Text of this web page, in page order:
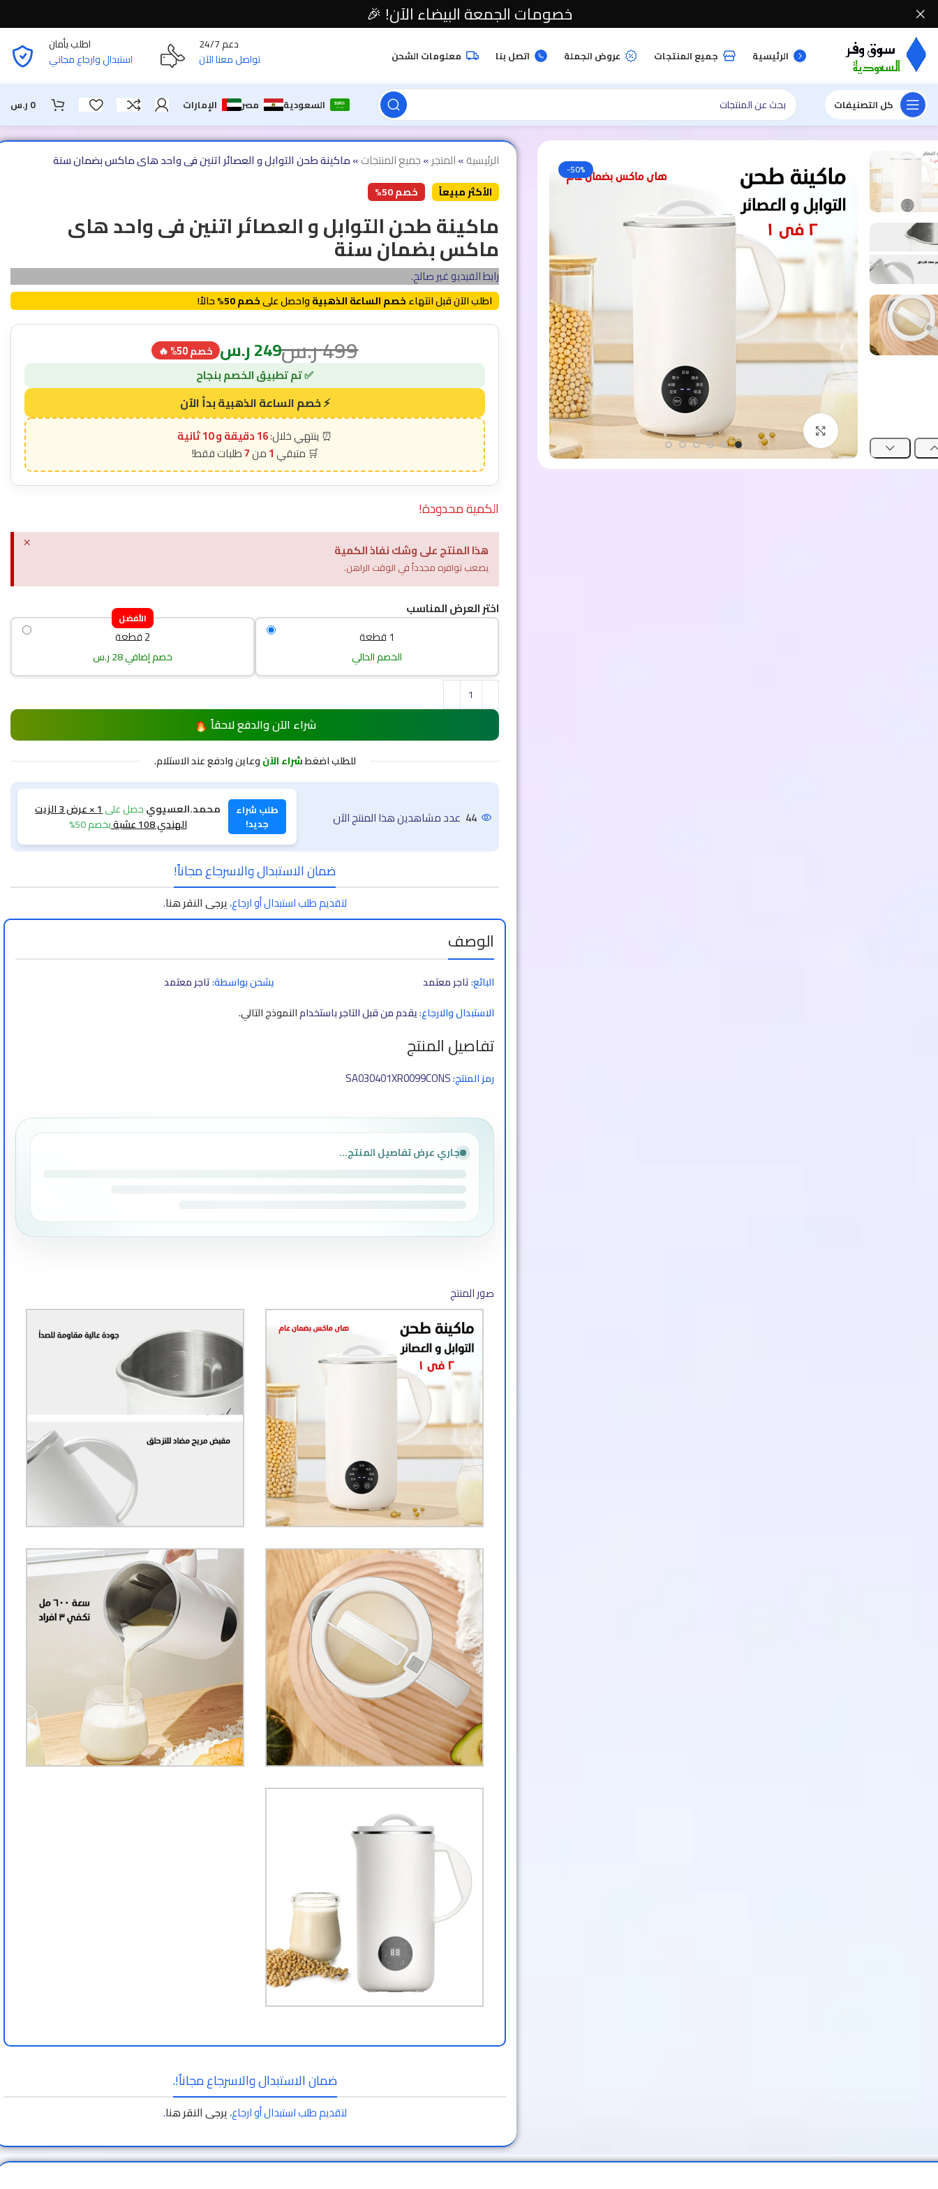
الرئيسية جميع المنتجات عروض الجملة اتصل بنا معلومات الشحن
دعم 24/7
تواصل معنا الآن
اطلب بأمان
استبدال وارجاع مجاني
كل التصنيفات السعودية مصر الإمارات 0 ر.س
-50%
اضغط للتكبير
الرئيسية»المتجر»جميع المنتجات»ماكينة طحن التوابل و العصائر اتنين فى واحد هاى ماكس بضمان سنة
الأكثر مبيعاً خصم 50%
ماكينة طحن التوابل و العصائر اتنين فى واحد هاى
ماكس بضمان سنة
رابط الفيديو غير صالح.
اطلب الآن قبل انتهاءخصم الساعة الذهبيةواحصل علىخصم 50% حالاً!
499ر.س249ر.س خصم 50% 🔥
16 دقيقة و 9 ثانية
1
7
الكمية محدودة!
هذا المنتج على وشك نفاذ الكمية
يصعب توافره مجدداً في الوقت الراهن.
×
اختر العرض المناسب
1 قطعة
الخصم الحالي
الأفضل
2 قطعة
خصم إضافي 28 ر.س
شراء الآن والدفع لاحقاً
للطلب اضغطشراء الآنوعاين وادفع عند الاستلام.
46 عدد مشاهدين هذا المنتج الآن
طلب شراء
جديد!
محمد.العسيويحصل على
1 × عرض 3 الزيت
الهندي 108 عشبة
بخصم 50%
ضمان الاستبدال والاسرجاع مجاناً!
لتقديم طلب استبدال أو ارجاع،يرجى النقر هنا.
الوصف
البائع:تاجر معتمد يشحن بواسطة:تاجر معتمد
الاستبدال والارجاع:يقدم من قبل التاجر باستخدامالنموذج التالي.
تفاصيل المنتج
رمز المنتج:SA030401XR0099CONS
جاري عرض تفاصيل المنتج...
صور المنتج​
ضمان الاستبدال والاسرجاع مجاناُ!.
لتقديم طلب استبدال أو ارجاع،يرجى النقر هنا.
خصومات الجمعة البيضاء الآن! 🎉